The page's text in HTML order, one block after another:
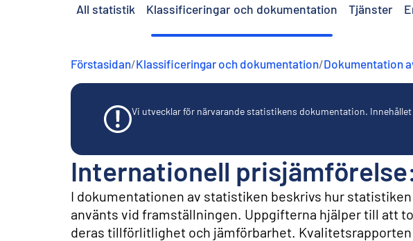
All statistik Klassificeringar och dokumentation Tjänster
Förstasidan/Klassificeringar och dokumentation/Dokumentation
Vi utvecklar för närvarande statistikens dokumentation.
Internationell
I dokumentationen av statistiken beskrivs hur
använts vid framställningen. Uppgifterna hjälper till att
deras tillförlitlighet och jämförbarhet. Kvalitetsrapporten